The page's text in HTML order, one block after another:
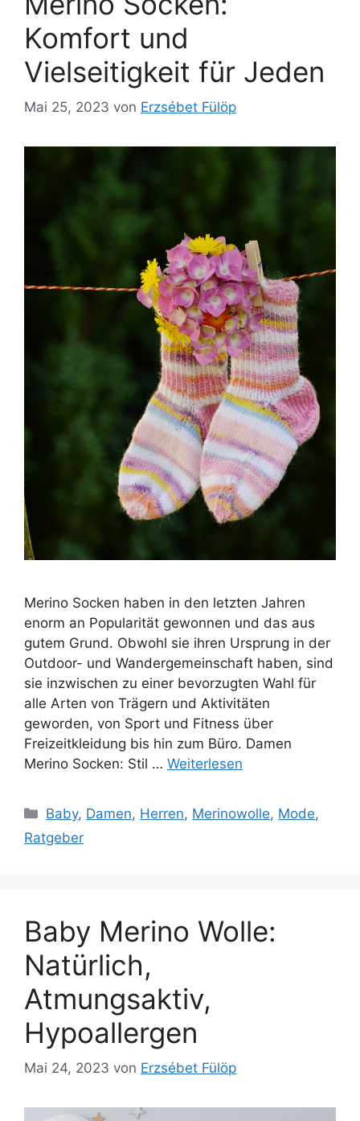
Komfort und
Vielseitigkeit für Jeden
Mai 25, 2023 von Erzsébet Fülöp
Merino Socken haben in den letzten Jahren
enorm an Popularität gewonnen und das aus
gutem Grund. Obwohl sie ihren Ursprung in der
Outdoor- und Wandergemeinschaft haben, sind
sie inzwischen zu einer bevorzugten Wahl für
alle Arten von Trägern und Aktivitäten
geworden, von Sport und Fitness über
Freizeitkleidung bis hin zum Büro. Damen
Merino Socken: Stil … Weiterlesen
Kategorien
Baby, Damen, Herren, Merinowolle, Mode,
Ratgeber
Baby Merino Wolle:
Natürlich,
Atmungsaktiv,
Hypoallergen
Mai 24, 2023 von Erzsébet Fülöp